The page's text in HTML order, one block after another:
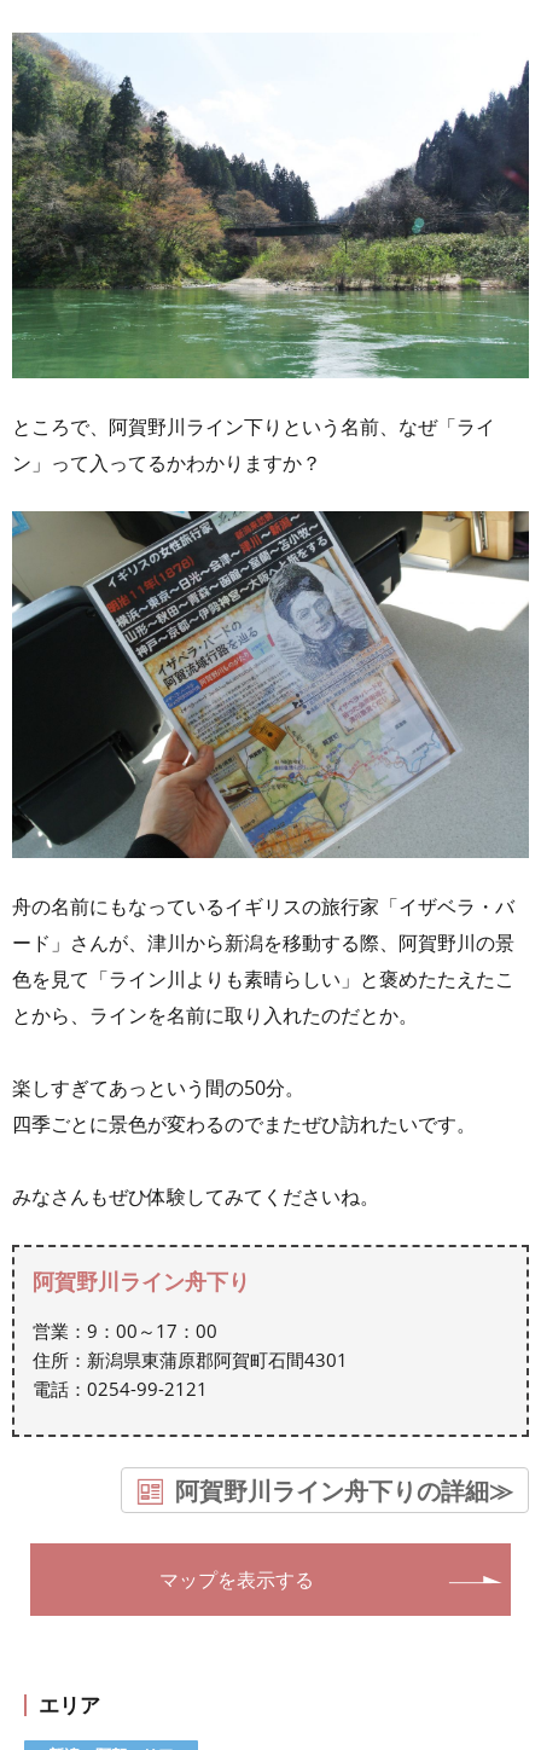
ところで、阿賀野川ライン下りという名前、なぜ「ライ
ン」って入ってるかわかりますか？
舟の名前にもなっているイギリスの旅行家「イザベラ・バ
ード」さんが、津川から新潟を移動する際、阿賀野川の景
色を見て「ライン川よりも素晴らしい」と褒めたたえたこ
とから、ラインを名前に取り入れたのだとか。
楽しすぎてあっという間の50分。
四季ごとに景色が変わるのでまたぜひ訪れたいです。
みなさんもぜひ体験してみてくださいね。
阿賀野川ライン舟下り
営業：9：00～17：00
住所：新潟県東蒲原郡阿賀町石間4301
電話：0254-99-2121
阿賀野川ライン舟下りの詳細≫
マップを表示する
エリア